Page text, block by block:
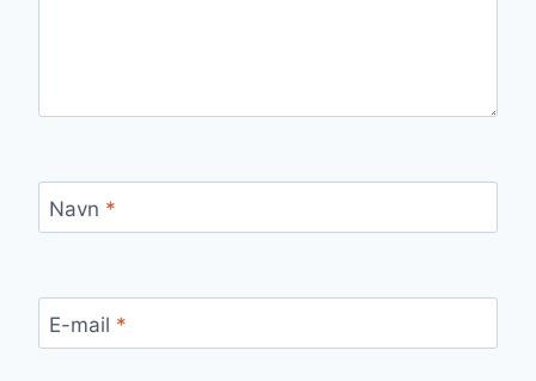
Navn *
E-mail *